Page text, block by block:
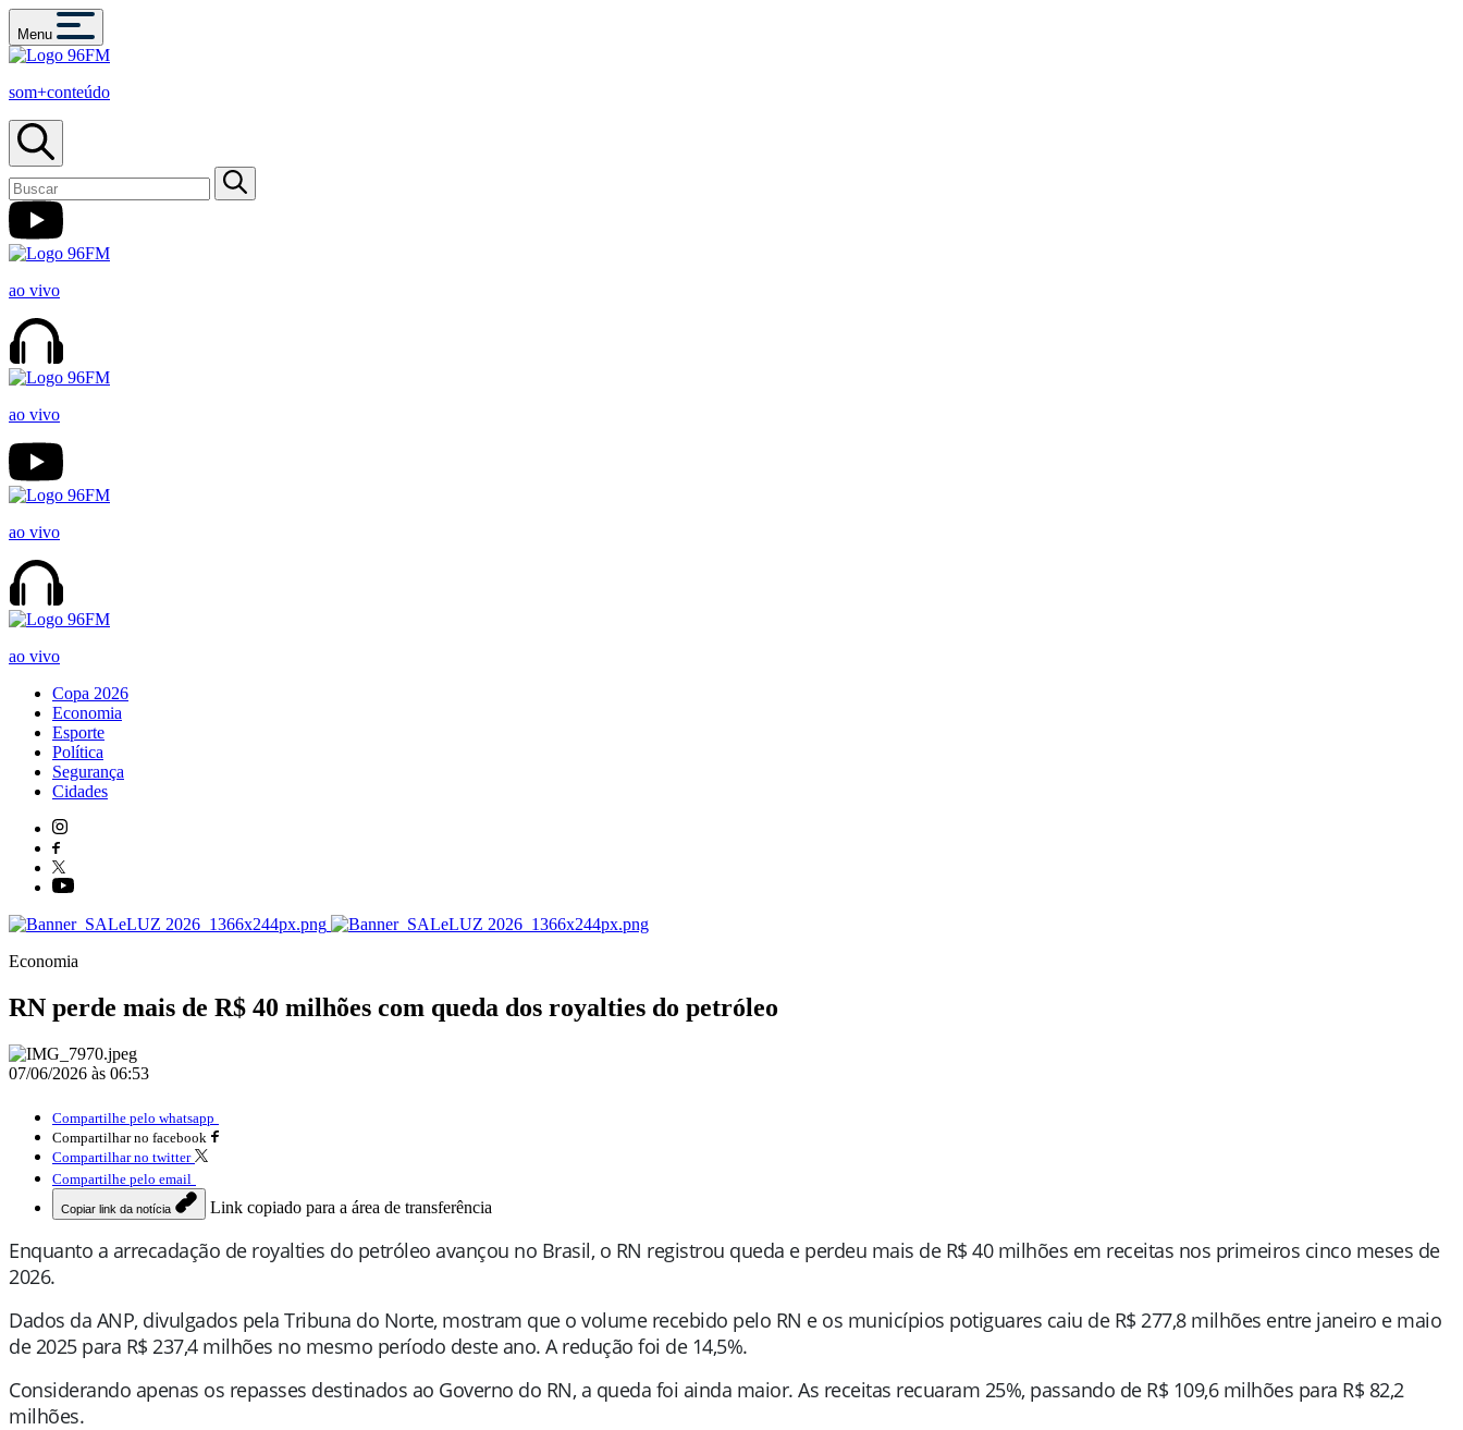
Menu
som+conteúdo
ao vivo
ao vivo
ao vivo
ao vivo
Copa 2026
Economia
Esporte
Política
Segurança
Cidades
Economia
RN perde mais de R$ 40 milhões com queda dos royalties do petróleo
07/06/2026 às 06:53
Compartilhe pelo whatsapp
Compartilhar no facebook
Compartilhar no twitter
Compartilhe pelo email
Copiar link da notícia Link copiado para a área de transferência
Enquanto a arrecadação de royalties do petróleo avançou no Brasil, o RN registrou queda e perdeu mais de R$ 40 milhões em receitas nos primeiros cinco meses de
2026.
Dados da ANP, divulgados pela Tribuna do Norte, mostram que o volume recebido pelo RN e os municípios potiguares caiu de R$ 277,8 milhões entre janeiro e maio
de 2025 para R$ 237,4 milhões no mesmo período deste ano. A redução foi de 14,5%.
Considerando apenas os repasses destinados ao Governo do RN, a queda foi ainda maior. As receitas recuaram 25%, passando de R$ 109,6 milhões para R$ 82,2
milhões.